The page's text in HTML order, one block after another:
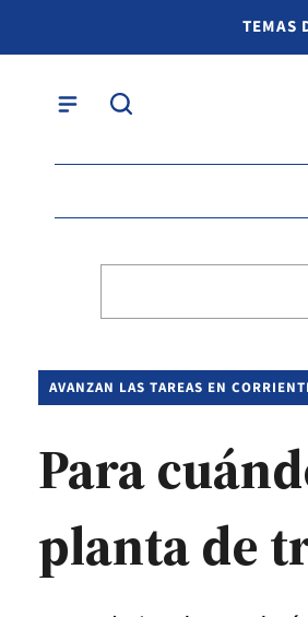
TEMAS
AVANZAN LAS TAREAS EN
Para
planta de